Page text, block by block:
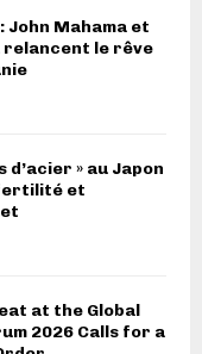
John Mahama et
relancent le rêve
d’acier » au Japon
et
at the Global
2026 Calls for a